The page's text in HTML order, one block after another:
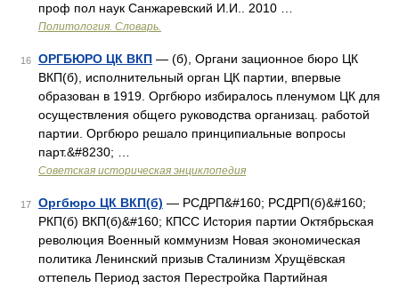
проф пол наук Санжаревский И.И.. 2010 …
Политология. Словарь.
16 ОРГБЮРО ЦК ВКП — (б), Органи зационное бюро ЦК
ВКП(б), исполнительный орган ЦК партии, впервые
образован в 1919. Оргбюро избиралось пленумом ЦК для
осуществления общего руководства организац. работой
партии. Оргбюро решало принципиальные вопросы
парт.&#8230; …
Советская историческая энциклопедия
17 Оргбюро ЦК ВКП(б) — РСДРП&#160; РСДРП(б)&#160;
РКП(б) ВКП(б)&#160; КПСС История партии Октябрьская
революция Военный коммунизм Новая экономическая
политика Ленинский призыв Сталинизм Хрущёвская
оттепель Период застоя Перестройка Партийная